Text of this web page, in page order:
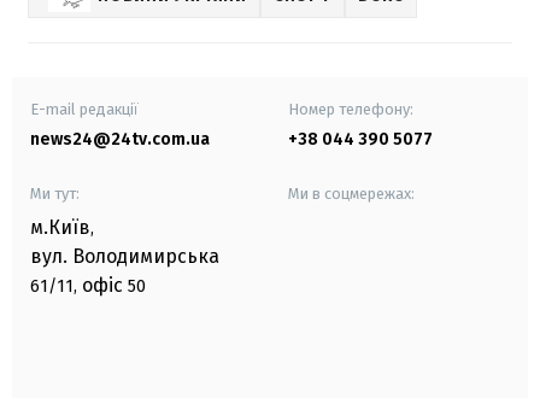
E-mail редакції
news24@24tv.com.ua
Номер телефону:
+38 044 390 5077
Ми тут:
м.Київ,
вул. Володимирська
61/11, офіс 50
Ми в соцмережах: